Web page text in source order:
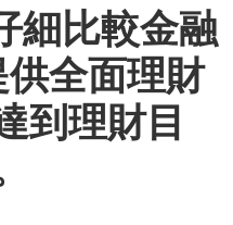
細比較金融
全面理財
到理財目